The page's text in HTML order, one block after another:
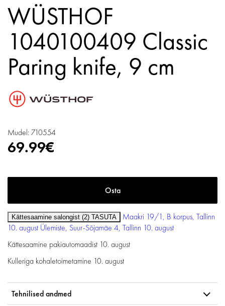
WÜSTHOF
1040100409 Classic
Paring knife, 9 cm
Mudel: 710554
69.99€
Kättesaamine salongist (2) TASUTA
Maakri 19/1, B korpus, Tallinn
10. august Ülemiste, Suur-Sõjamäe 4, Tallinn 10. august
Kättesaamine pakiautomaadist 10. august
Kulleriga kohaletoimetamine 10. august
Tehnilised andmed